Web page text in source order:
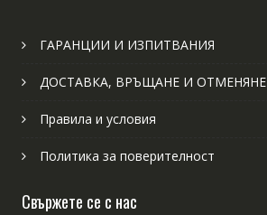
ГАРАНЦИИ И ИЗПИТВАНИЯ
ДОСТАВКА, ВРЪЩАНЕ И ОТМЕНЯНЕ
Правила и условия
Политика за поверителност
Свържете се с нас